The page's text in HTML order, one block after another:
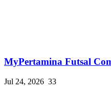
MyPertamina Futsal
Jul 24, 2026 33